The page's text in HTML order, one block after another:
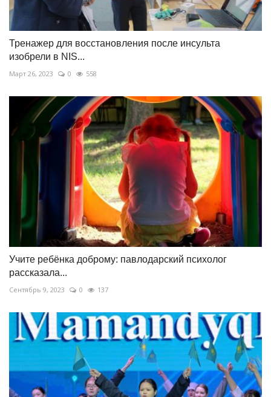
Тренажер для восстановления после инсульта
изобрели в NIS...
Март 26, 2023 0 558
Учите ребёнка доброму: павлодарский психолог
рассказала...
Сентябрь 9, 2023 0 137